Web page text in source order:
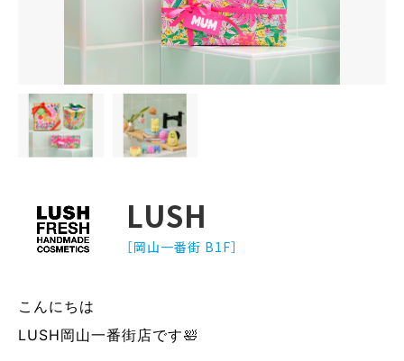
LUSH
［岡山一番街 B1F］
こんにちは
LUSH岡山一番街店です🛀